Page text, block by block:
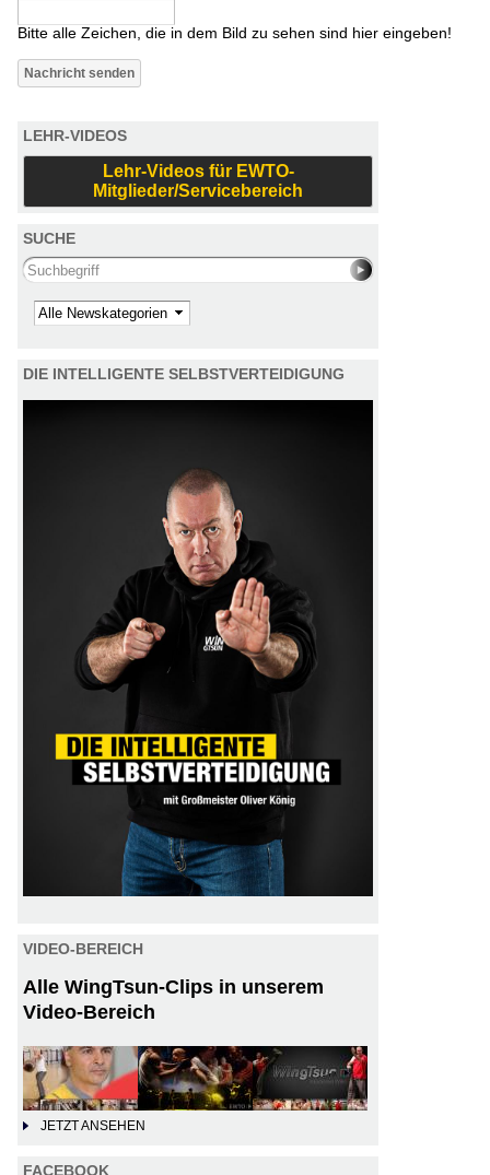
Bitte alle Zeichen, die in dem Bild zu sehen sind hier eingeben!
LEHR-VIDEOS
Lehr-Videos für EWTO-
Mitglieder/Servicebereich
SUCHE
Search this site
Kategorie
DIE INTELLIGENTE SELBSTVERTEIDIGUNG
VIDEO-BEREICH
Alle WingTsun-Clips in unserem
Video-Bereich
JETZT ANSEHEN
FACEBOOK